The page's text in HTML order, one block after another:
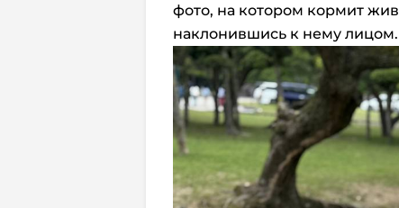
фото, на котором кормит
наклонившись к нему лицом.